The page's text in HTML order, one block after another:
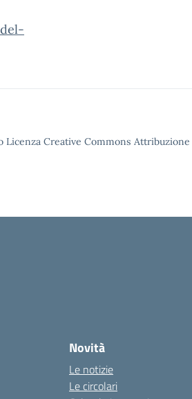
Creative Commons Attribuzione
Novità
Le notizie
Le circolari